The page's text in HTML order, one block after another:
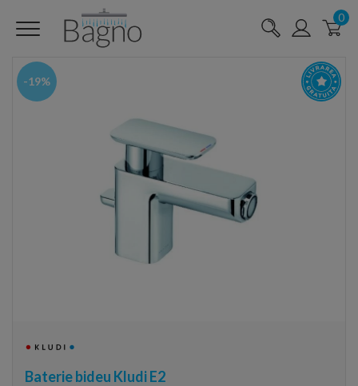
0
-19%
Baterie bideu Kludi E2